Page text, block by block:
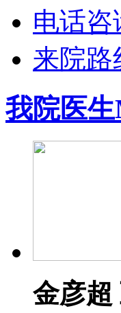
电话咨
来院路
我院医生
金彦超